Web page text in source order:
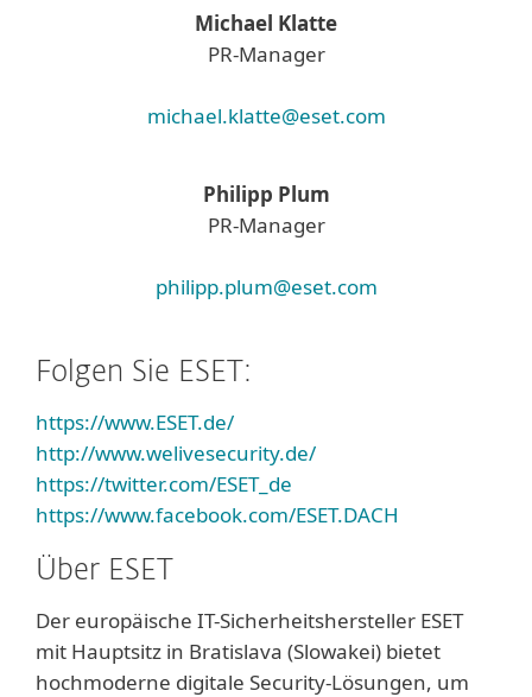
Michael Klatte
PR-Manager
michael.klatte@eset.com
Philipp Plum
PR-Manager
philipp.plum@eset.com
Folgen Sie ESET:
https://www.ESET.de/
http://www.welivesecurity.de/
https://twitter.com/ESET_de
https://www.facebook.com/ESET.DACH
Über ESET
Der europäische IT-Sicherheitshersteller ESET
mit Hauptsitz in Bratislava (Slowakei) bietet
hochmoderne digitale Security-Lösungen, um